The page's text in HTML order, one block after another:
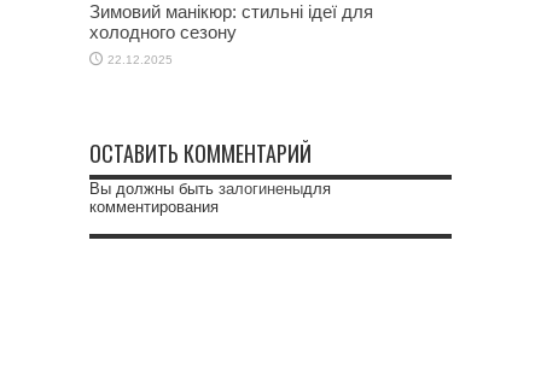
Зимовий манікюр: стильні ідеї для
холодного сезону
22.12.2025
ОСТАВИТЬ КОММЕНТАРИЙ
Вы должны быть залогиненыдля
комментирования